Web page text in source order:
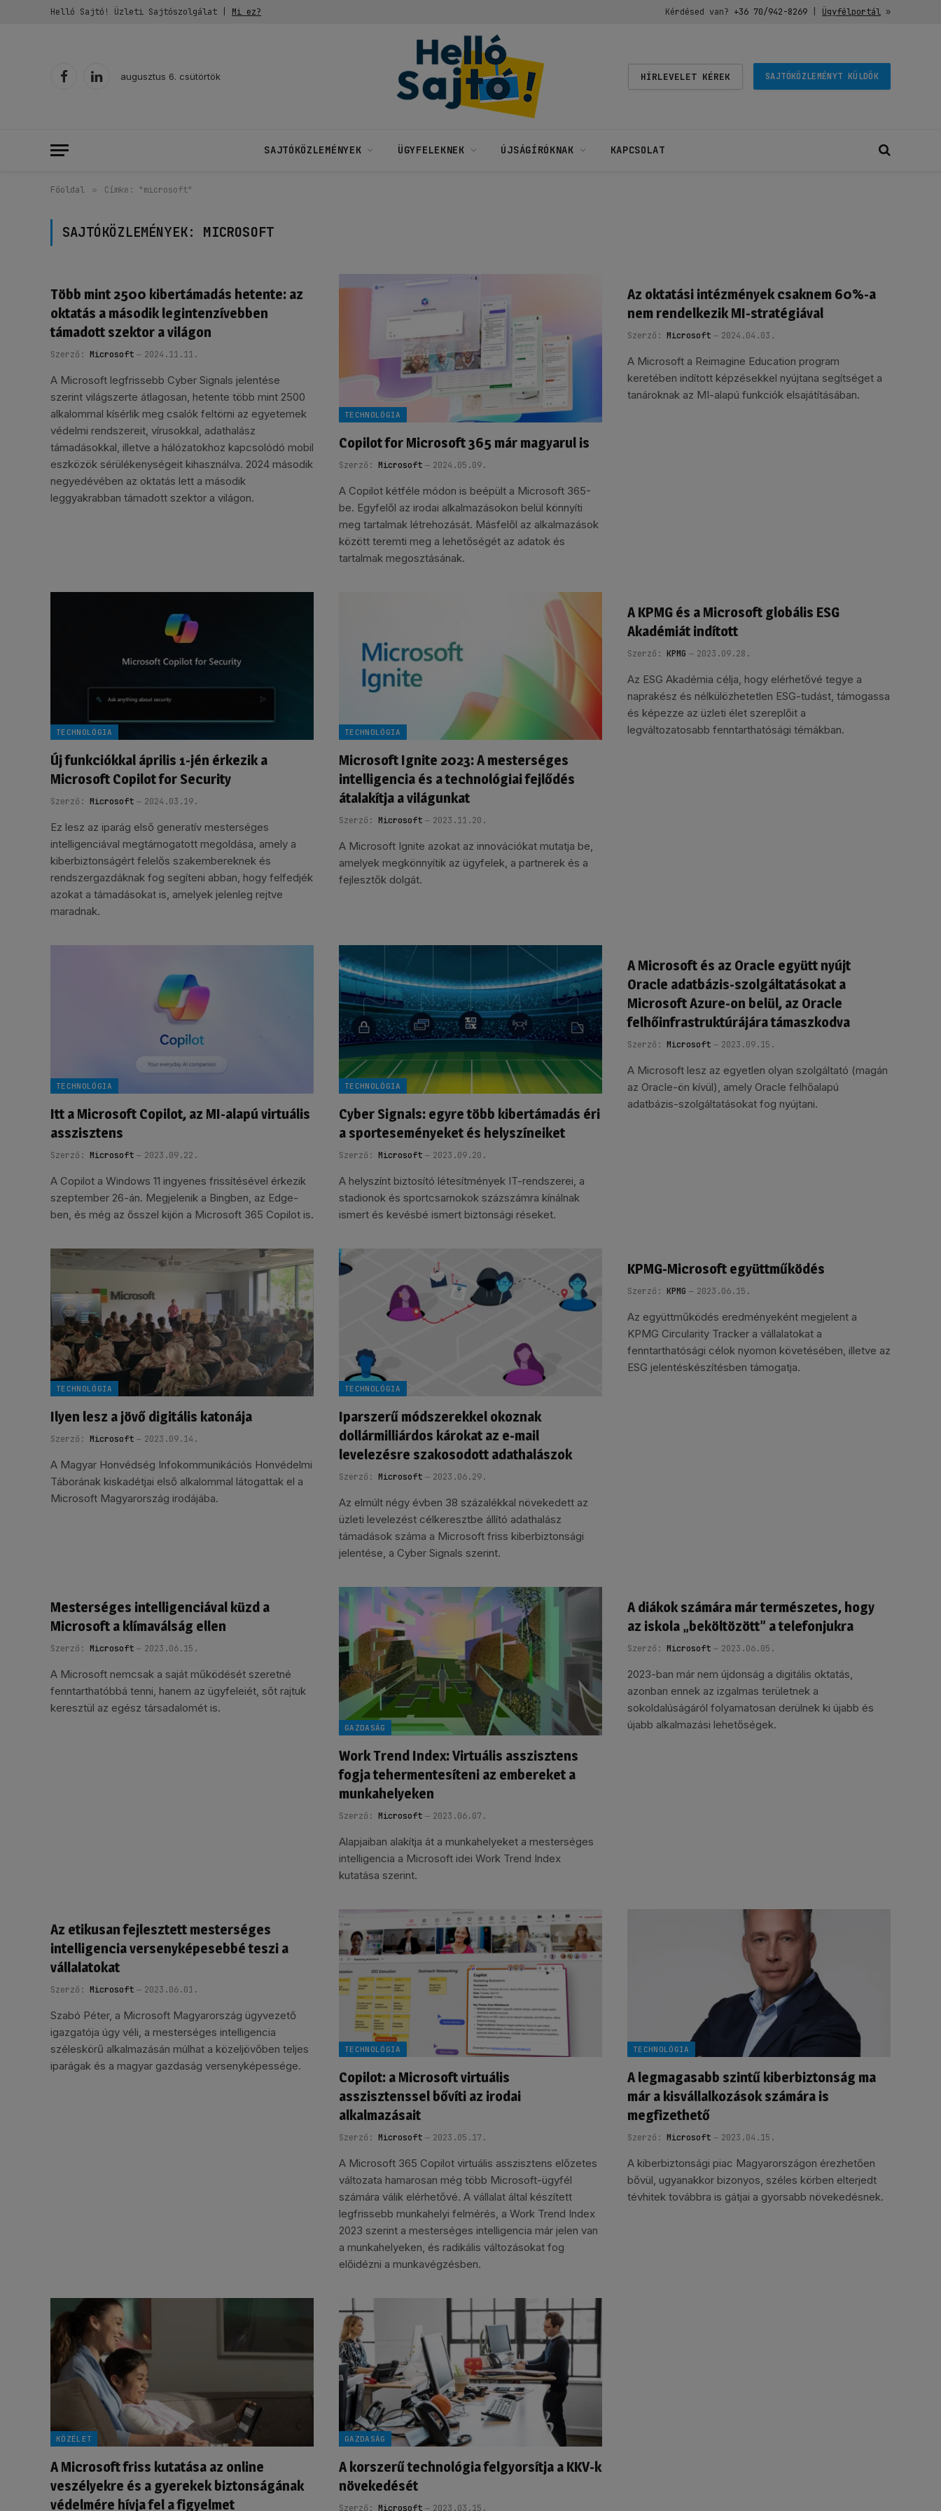
Helló Sajtó! Üzleti Sajtószolgálat | Mi ez? Kérdésed van? +36 70/942-8269| Ügyfélportál»
FacebookLinkedIn
augusztus 6. csütörtök HÍRLEVELET KÉREK SAJTÓKÖZLEMÉNYT KÜLDÖK
SAJTÓKÖZLEMÉNYEK ÜGYFELEKNEK ÚJSÁGÍRÓKNAK KAPCSOLAT
Főoldal » Címke: "microsoft"
SAJTÓKÖZLEMÉNYEK: MICROSOFT
Több mint 2500 kibertámadás hetente: az
oktatás a második legintenzívebben
támadott szektor a világon
Szerző: Microsoft 2024.11.11.
A Microsoft legfrissebb Cyber Signals jelentése
szerint világszerte átlagosan, hetente több mint 2500
alkalommal kísérlik meg csalók feltörni az egyetemek
védelmi rendszereit, vírusokkal, adathalász
támadásokkal, illetve a hálózatokhoz kapcsolódó mobil
eszközök sérülékenységeit kihasználva. 2024 második
negyedévében az oktatás lett a második
leggyakrabban támadott szektor a világon.
TECHNOLÓGIA
Copilot for Microsoft 365 már magyarul is
Szerző: Microsoft 2024.05.09.
A Copilot kétféle módon is beépült a Microsoft 365-
be. Egyfelől az irodai alkalmazásokon belül könnyíti
meg tartalmak létrehozását. Másfelől az alkalmazások
között teremti meg a lehetőségét az adatok és
tartalmak megosztásának.
Az oktatási intézmények csaknem 60%-a
nem rendelkezik MI-stratégiával
Szerző: Microsoft 2024.04.03.
A Microsoft a Reimagine Education program
keretében indított képzésekkel nyújtana segítséget a
tanároknak az MI-alapú funkciók elsajátításában.
TECHNOLÓGIA
Új funkciókkal április 1-jén érkezik a
Microsoft Copilot for Security
Szerző: Microsoft 2024.03.19.
Ez lesz az iparág első generatív mesterséges
intelligenciával megtámogatott megoldása, amely a
kiberbiztonságért felelős szakembereknek és
rendszergazdáknak fog segíteni abban, hogy felfedjék
azokat a támadásokat is, amelyek jelenleg rejtve
maradnak.
TECHNOLÓGIA
Microsoft Ignite 2023: A mesterséges
intelligencia és a technológiai fejlődés
átalakítja a világunkat
Szerző: Microsoft 2023.11.20.
A Microsoft Ignite azokat az innovációkat mutatja be,
amelyek megkönnyítik az ügyfelek, a partnerek és a
fejlesztők dolgát.
A KPMG és a Microsoft globális ESG
Akadémiát indított
Szerző: KPMG 2023.09.28.
Az ESG Akadémia célja, hogy elérhetővé tegye a
naprakész és nélkülözhetetlen ESG-tudást, támogassa
és képezze az üzleti élet szereplőit a
legváltozatosabb fenntarthatósági témákban.
TECHNOLÓGIA
Itt a Microsoft Copilot, az MI-alapú virtuális
asszisztens
Szerző: Microsoft 2023.09.22.
A Copilot a Windows 11 ingyenes frissítésével érkezik
szeptember 26-án. Megjelenik a Bingben, az Edge-
ben, és még az ősszel kijön a Microsoft 365 Copilot is.
TECHNOLÓGIA
Cyber Signals: egyre több kibertámadás éri
a sporteseményeket és helyszíneiket
Szerző: Microsoft 2023.09.20.
A helyszínt biztosító létesítmények IT-rendszerei, a
stadionok és sportcsarnokok százszámra kínálnak
ismert és kevésbé ismert biztonsági réseket.
A Microsoft és az Oracle együtt nyújt
Oracle adatbázis-szolgáltatásokat a
Microsoft Azure-on belül, az Oracle
felhőinfrastruktúrájára támaszkodva
Szerző: Microsoft 2023.09.15.
A Microsoft lesz az egyetlen olyan szolgáltató (magán
az Oracle-ön kívül), amely Oracle felhőalapú
adatbázis-szolgáltatásokat fog nyújtani.
TECHNOLÓGIA
Ilyen lesz a jövő digitális katonája
Szerző: Microsoft 2023.09.14.
A Magyar Honvédség Infokommunikációs Honvédelmi
Táborának kiskadétjai első alkalommal látogattak el a
Microsoft Magyarország irodájába.
TECHNOLÓGIA
Iparszerű módszerekkel okoznak
dollármilliárdos károkat az e-mail
levelezésre szakosodott adathalászok
Szerző: Microsoft 2023.06.29.
Az elmúlt négy évben 38 százalékkal növekedett az
üzleti levelezést célkeresztbe állító adathalász
támadások száma a Microsoft friss kiberbiztonsági
jelentése, a Cyber Signals szerint.
KPMG-Microsoft együttműködés
Szerző: KPMG 2023.06.15.
Az együttműködés eredményeként megjelent a
KPMG Circularity Tracker a vállalatokat a
fenntarthatósági célok nyomon követésében, illetve az
ESG jelentéskészítésben támogatja.
Mesterséges intelligenciával küzd a
Microsoft a klímaválság ellen
Szerző: Microsoft 2023.06.15.
A Microsoft nemcsak a saját működését szeretné
fenntarthatóbbá tenni, hanem az ügyfeleiét, sőt rajtuk
keresztül az egész társadalomét is.
GAZDASÁG
Work Trend Index: Virtuális asszisztens
fogja tehermentesíteni az embereket a
munkahelyeken
Szerző: Microsoft 2023.06.07.
Alapjaiban alakítja át a munkahelyeket a mesterséges
intelligencia a Microsoft idei Work Trend Index
kutatása szerint.
A diákok számára már természetes, hogy
az iskola „beköltözött” a telefonjukra
Szerző: Microsoft 2023.06.05.
2023-ban már nem újdonság a digitális oktatás,
azonban ennek az izgalmas területnek a
sokoldalúságáról folyamatosan derülnek ki újabb és
újabb alkalmazási lehetőségek.
Az etikusan fejlesztett mesterséges
intelligencia versenyképesebbé teszi a
vállalatokat
Szerző: Microsoft 2023.06.01.
Szabó Péter, a Microsoft Magyarország ügyvezető
igazgatója úgy véli, a mesterséges intelligencia
széleskörű alkalmazásán múlhat a közeljövőben teljes
iparágak és a magyar gazdaság versenyképessége.
TECHNOLÓGIA
Copilot: a Microsoft virtuális
asszisztenssel bővíti az irodai
alkalmazásait
Szerző: Microsoft 2023.05.17.
A Microsoft 365 Copilot virtuális asszisztens előzetes
változata hamarosan még több Microsoft-ügyfél
számára válik elérhetővé. A vállalat által készített
legfrissebb munkahelyi felmérés, a Work Trend Index
2023 szerint a mesterséges intelligencia már jelen van
a munkahelyeken, és radikális változásokat fog
előidézni a munkavégzésben.
TECHNOLÓGIA
A legmagasabb szintű kiberbiztonság ma
már a kisvállalkozások számára is
megfizethető
Szerző: Microsoft 2023.04.15.
A kiberbiztonsági piac Magyarországon érezhetően
bővül, ugyanakkor bizonyos, széles körben elterjedt
tévhitek továbbra is gátjai a gyorsabb növekedésnek.
KÖZÉLET
A Microsoft friss kutatása az online
veszélyekre és a gyerekek biztonságának
védelmére hívja fel a figyelmet
GAZDASÁG
A korszerű technológia felgyorsítja a KKV-k
növekedését
Szerző: Microsoft 2023.03.15.